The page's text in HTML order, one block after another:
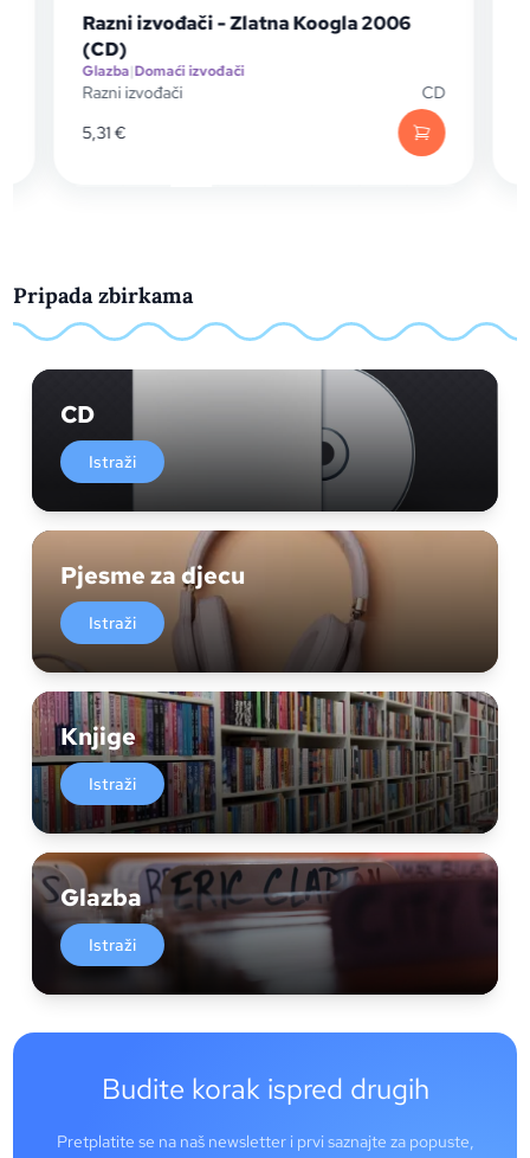
Razni izvođači - Zlatna Koogla 2006
(CD)
Glazba|Domaći izvođači
Razni izvođači
CD
5,31€
Pripada zbirkama
CD
Istraži
Pjesme za djecu
Istraži
Knjige
Istraži
Glazba
Istraži
Budite korak ispred drugih
Pretplatite se na naš newsletter i prvi saznajte za popuste,